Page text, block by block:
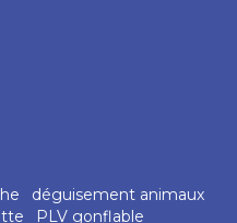
déguisement animaux
PLV gonflable